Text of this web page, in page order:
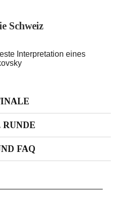
Schweiz
Interpretation eines
FAQ